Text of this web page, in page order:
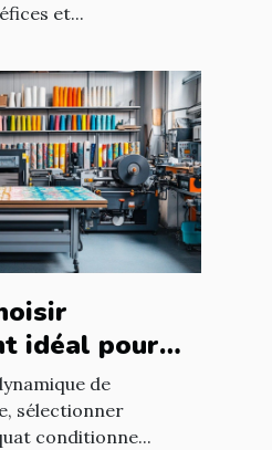
et...
idéal pour
de
sélectionner
conditionne...